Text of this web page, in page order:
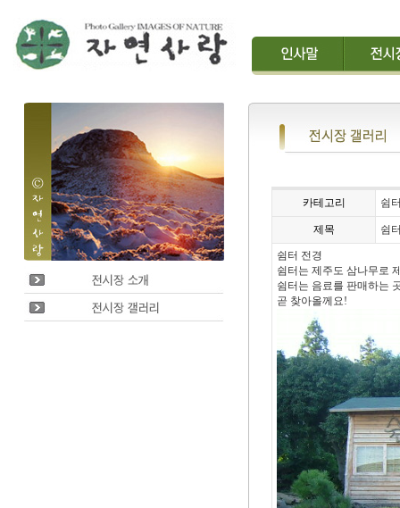
카테고리 쉼
제목 쉼
쉼터 전경
쉼터는 제주도 삼나무로
쉼터는 음료를 판매하는
곧 찾아올께요!